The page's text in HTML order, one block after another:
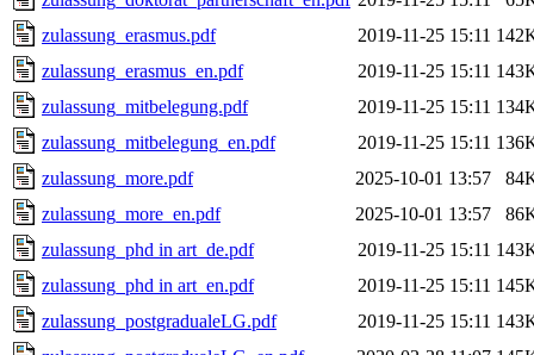
zulassung_erasmus.pdf
2019-11-25 15:11
zulassung_erasmus_en.pdf
2019-11-25 15:11
zulassung_mitbelegung.pdf
2019-11-25 15:11
zulassung_mitbelegung_en.pdf
2019-11-25 15:11
zulassung_more.pdf
2025-10-01 13:57
zulassung_more_en.pdf
2025-10-01 13:57
zulassung_phd in art_de.pdf
2019-11-25 15:11
zulassung_phd in art_en.pdf
2019-11-25 15:11
zulassung_postgradualeLG.pdf
2019-11-25 15:11